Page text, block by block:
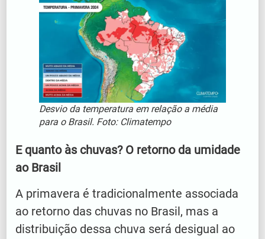
Desvio da temperatura em relação a média
para o Brasil. Foto: Climatempo
E quanto às chuvas? O retorno da umidade
ao Brasil
A primavera é tradicionalmente associada
ao retorno das chuvas no Brasil, mas a
distribuição dessa chuva será desigual ao